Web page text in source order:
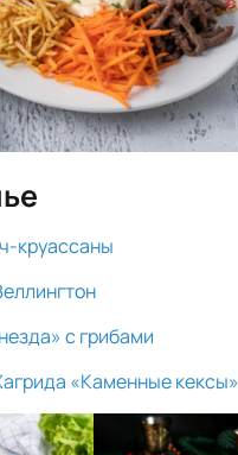
круассаны
с грибами
«Каменные кексы»